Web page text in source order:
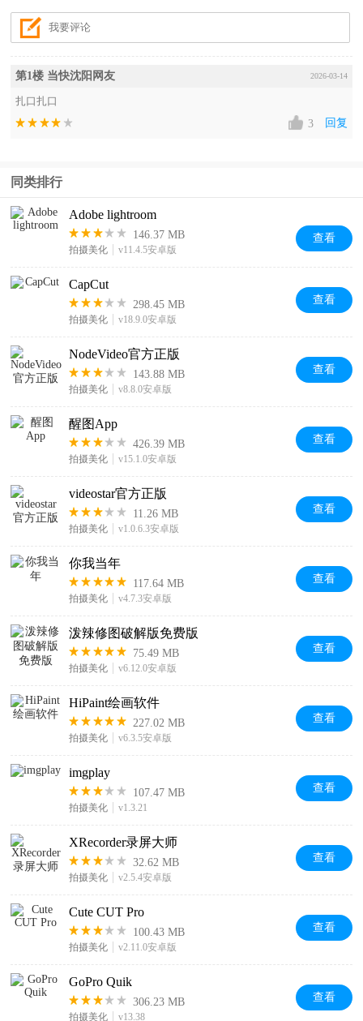
第1楼 当快沈阳网友 2026-03-14
扎口扎口
3
回复
同类排行
Adobe lightroom
146.37 MB
拍摄美化 v11.4.5安卓版
查看
CapCut
298.45 MB
拍摄美化 v18.9.0安卓版
查看
NodeVideo官方正版
143.88 MB
拍摄美化 v8.8.0安卓版
查看
醒图App
426.39 MB
拍摄美化 v15.1.0安卓版
查看
videostar官方正版
11.26 MB
拍摄美化 v1.0.6.3安卓版
查看
你我当年
117.64 MB
拍摄美化 v4.7.3安卓版
查看
泼辣修图破解版免费版
75.49 MB
拍摄美化 v6.12.0安卓版
查看
HiPaint绘画软件
227.02 MB
拍摄美化 v6.3.5安卓版
查看
imgplay
107.47 MB
拍摄美化 v1.3.21
查看
XRecorder录屏大师
32.62 MB
拍摄美化 v2.5.4安卓版
查看
Cute CUT Pro
100.43 MB
拍摄美化 v2.11.0安卓版
查看
GoPro Quik
306.23 MB
拍摄美化 v13.38
查看